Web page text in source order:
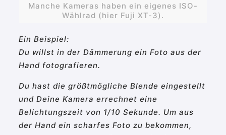
Manche Kameras haben ein eigenes ISO-
Wählrad (hier Fuji XT-3).
Ein Beispiel:
Du willst in der Dämmerung ein Foto aus der
Hand fotografieren.
Du hast die größtmögliche Blende eingestellt
und Deine Kamera errechnet eine
Belichtungszeit von 1/10 Sekunde. Um aus
der Hand ein scharfes Foto zu bekommen,